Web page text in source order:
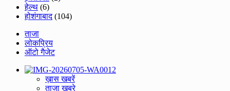
हेल्थ (6)
होशंगाबाद(104)
ताजा
लोकप्रिय
ऑटो गैजेट
ख़ास खबरें
ताज़ा खबरे